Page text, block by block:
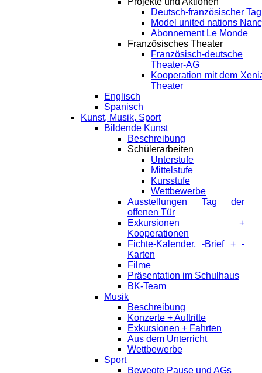
Deutsch-französischer Tag
Model united nations
Abonnement Le Monde
Französisches Theater
Französisch-deutsche
Theater-AG
Kooperation mit dem
Theater
Englisch
Spanisch
Kunst, Musik, Sport
Bildende Kunst
Beschreibung
Schülerarbeiten
Unterstufe
Mittelstufe
Kursstufe
Wettbewerbe
Ausstellungen Tag der
offenen Tür
Exkursionen +
Kooperationen
Fichte-Kalender, -Brief + -
Karten
Filme
Präsentation im Schulhaus
BK-Team
Musik
Beschreibung
Konzerte + Auftritte
Exkursionen + Fahrten
Aus dem Unterricht
Wettbewerbe
Sport
Bewegte Pause und AGs